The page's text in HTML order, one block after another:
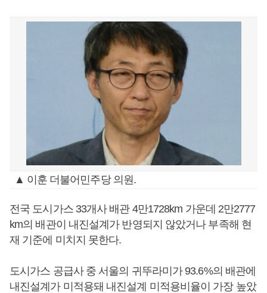
▲ 이훈 더불어민주당 의원.
전국 도시가스 33개사 배관 4만1728km 가운데 2만2777
km의 배관이 내진설계가 반영되지 않았거나 부족해 현
재 기준에 미치지 못한다.
도시가스 공급사 중 서울의 귀뚜라미가 93.6%의 배관에
내진설계가 미적용돼 내진설계 미적용비율이 가장 높았